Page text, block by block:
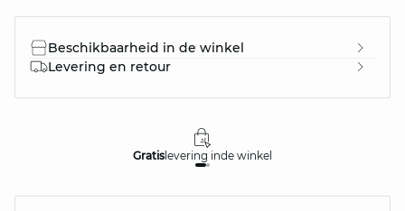
Beschikbaarheid in de winkel
Levering en retour
Gratislevering inde winkel